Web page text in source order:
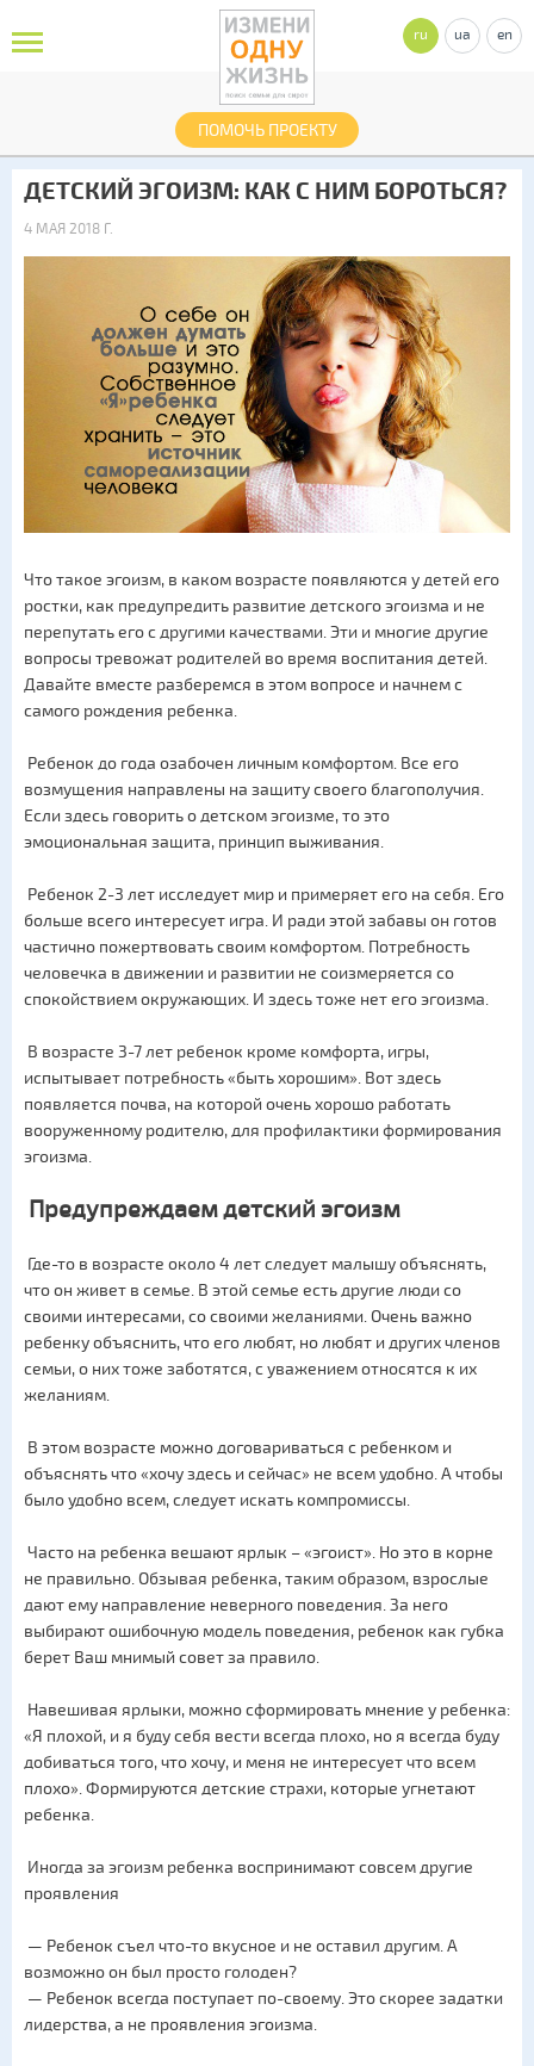
ПОМОЧЬ ПРОЕКТУ
ru ua en
ДЕТСКИЙ ЭГОИЗМ: КАК С НИМ БОРОТЬСЯ?
4 МАЯ 2018 Г.
Что такое эгоизм, в каком возрасте появляются у детей его
ростки, как предупредить развитие детского эгоизма и не
перепутать его с другими качествами. Эти и многие другие
вопросы тревожат родителей во время воспитания детей.
Давайте вместе разберемся в этом вопросе и начнем с
самого рождения ребенка.
Ребенок до года озабочен личным комфортом. Все его
возмущения направлены на защиту своего благополучия.
Если здесь говорить о детском эгоизме, то это
эмоциональная защита, принцип выживания.
Ребенок 2-3 лет исследует мир и примеряет его на себя. Его
больше всего интересует игра. И ради этой забавы он готов
частично пожертвовать своим комфортом. Потребность
человечка в движении и развитии не соизмеряется со
спокойствием окружающих. И здесь тоже нет его эгоизма.
В возрасте 3-7 лет ребенок кроме комфорта, игры,
испытывает потребность «быть хорошим». Вот здесь
появляется почва, на которой очень хорошо работать
вооруженному родителю, для профилактики формирования
эгоизма.
Предупреждаем детский эгоизм
Где-то в возрасте около 4 лет следует малышу объяснять,
что он живет в семье. В этой семье есть другие люди со
своими интересами, со своими желаниями. Очень важно
ребенку объяснить, что его любят, но любят и других членов
семьи, о них тоже заботятся, с уважением относятся к их
желаниям.
В этом возрасте можно договариваться с ребенком и
объяснять что «хочу здесь и сейчас» не всем удобно. А чтобы
было удобно всем, следует искать компромиссы.
Часто на ребенка вешают ярлык – «эгоист». Но это в корне
не правильно. Обзывая ребенка, таким образом, взрослые
дают ему направление неверного поведения. За него
выбирают ошибочную модель поведения, ребенок как губка
берет Ваш мнимый совет за правило.
Навешивая ярлыки, можно сформировать мнение у ребенка:
«Я плохой, и я буду себя вести всегда плохо, но я всегда буду
добиваться того, что хочу, и меня не интересует что всем
плохо». Формируются детские страхи, которые угнетают
ребенка.
Иногда за эгоизм ребенка воспринимают совсем другие
проявления
— Ребенок съел что-то вкусное и не оставил другим. А
возможно он был просто голоден?
— Ребенок всегда поступает по-своему. Это скорее задатки
лидерства, а не проявления эгоизма.